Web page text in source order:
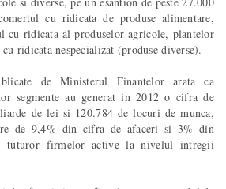
cu ridicata de produse alimentare,
cu ridicata al produselor agricole, plantelor
ridicata nespecializat (produse diverse).
de Ministerul Finantelor arata ca
segmente au generat in 2012 o cifra de
de lei si 120.784 de locuri de munca,
de 9,4% din cifra de afaceri si 3% din
tuturor firmelor active la nivelul intregii